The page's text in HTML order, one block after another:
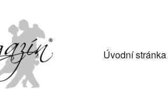
Úvodní stránka